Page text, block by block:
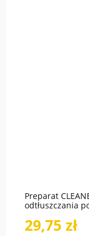
Preparat
odtłuszczania
29,75 zł